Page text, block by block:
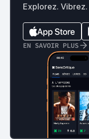
Explorez.
EN SAVOIR PLUS